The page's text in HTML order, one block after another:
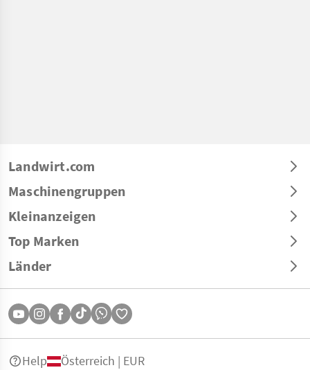
Landwirt.com
Maschinengruppen
Kleinanzeigen
Top Marken
Länder
Help Österreich | EUR